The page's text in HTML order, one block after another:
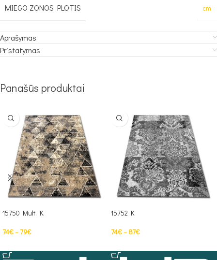
MIEGO ZONOS PLOTIS cm
Aprašymas
Pristatymas
Panašūs produktai
15750 Mult. K.
74€– 79€
15752 K
74€– 87€